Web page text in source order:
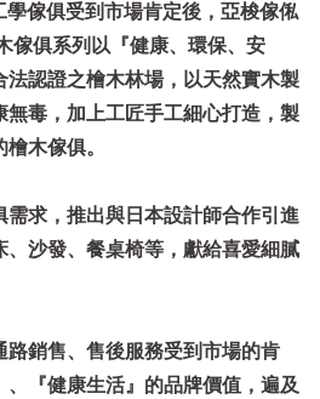
傢俱受到市場肯定後，亞梭傢俬
傢俱系列以『健康、環保、安
法認證之檜木林場，以天然實木製
無毒，加上工匠手工細心打造，製
木傢俱。
需求，推出與日本設計師合作引進
、沙發、餐桌椅等，獻給喜愛細膩
路銷售、售後服務受到市場的肯
『健康生活』的品牌價值，遍及